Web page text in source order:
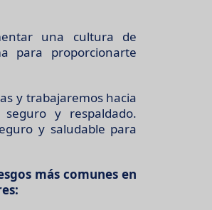
una cultura de
para proporcionarte
y trabajaremos hacia
y respaldado.
y saludable para
más comunes en